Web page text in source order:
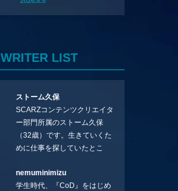
WRITER LIST
ストーム久保
SCARZコンテンツクリエイタ
ー部門所属のストーム久保
（32歳）です。生きていくた
めに仕事を探していたとこ
コラムを連載させてもらえる
ことになりました。言いたい
nemuminimizu
学生時代、『CoD』をはじめ